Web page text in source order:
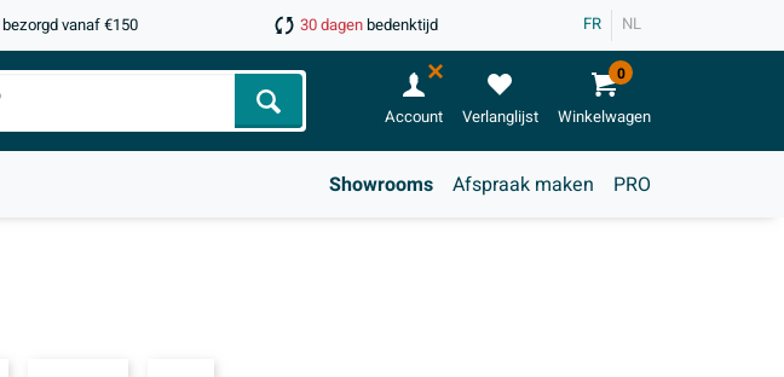
bezorgd vanaf €150 30 dagenbedenktijd FR NL
Zoeken Account Verlanglijst Winkelwagen
0
Showrooms Afspraak maken PRO